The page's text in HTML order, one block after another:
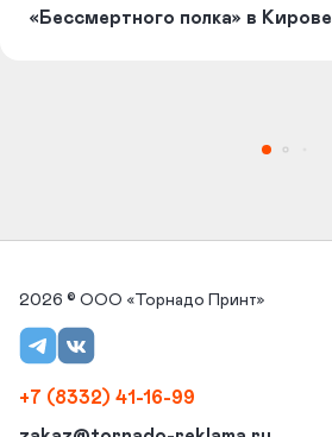
«Бессмертного полка» в Кирове
2026 © ООО «Торнадо Принт»
+7 (8332) 41-16-99